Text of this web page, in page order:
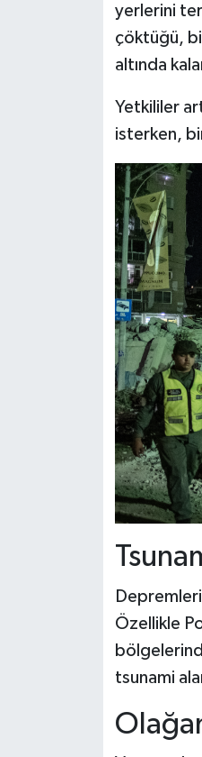
yerlerini
çöktüğü,
altında
Yetkililer
isterken,
Özellikle
tsunami